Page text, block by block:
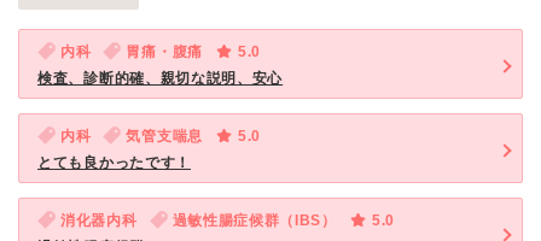
内科 胃痛・腹痛
5.0
検査、診断的確、親切な説明、安心
内科 気管支喘息
5.0
とても良かったです！
消化器内科 過敏性腸症候群（IBS）
5.0